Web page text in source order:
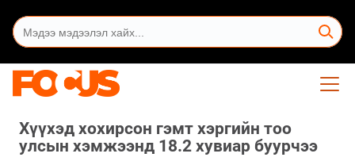
Хүүхэд хохирсон гэмт хэргийн тоо
улсын хэмжээнд 18.2 хувиар буурчээ